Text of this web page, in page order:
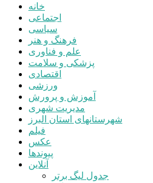
خانه
اجتماعی
سیاسی
فرهنگ و هنر
علم و فناوری
پزشکی و سلامت
اقتصادی
ورزشی
آموزش و پرورش
مدیریت شهری
شهرستانهای استان البرز
فیلم
عکس
پیوندها
آنلاین
جدول لیگ برتر